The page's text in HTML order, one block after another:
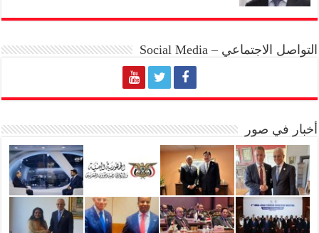
التواصل الاجتماعي – Social Media
أخبار في صور